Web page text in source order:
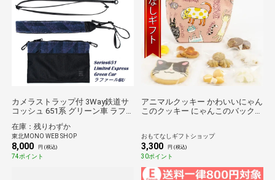
カメラストラップ付 3Way鉄道サ
コッシュ 651系 グリーン車 ラフ
在庫：残りわずか
東北MONO WEB SHOP
8,000 円 (税込)
74ポイント
アニマルクッキー かわいいにゃん
このクッキー にゃんこのバック入
おもてなしギフトショップ
3,300 円 (税込)
30ポイント